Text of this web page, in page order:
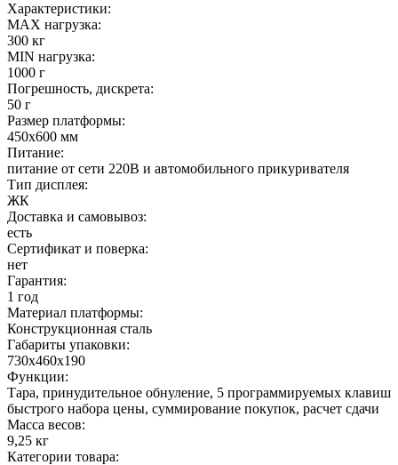
Характеристики:
MAX нагрузка:
300 кг
MIN нагрузка:
1000 г
Погрешность, дискрета:
50 г
Размер платформы:
450х600 мм
Питание:
питание от сети 220В и автомобильного прикуривателя
Тип дисплея:
ЖК
Доставка и самовывоз:
есть
Сертификат и поверка:
нет
Гарантия:
1 год
Материал платформы:
Конструкционная сталь
Габариты упаковки:
730х460х190
Функции:
Тара, принудительное обнуление, 5 программируемых клавиш
быстрого набора цены, суммирование покупок, расчет сдачи
Масса весов:
9,25 кг
Категории товара: